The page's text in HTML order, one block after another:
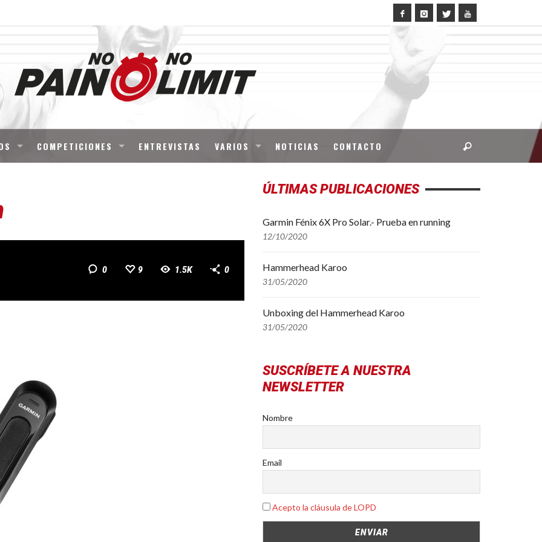
COMPETICIONES ENTREVISTAS VARIOS NOTICIAS CONTACTO
0 9 1.5K 0
ÚLTIMAS PUBLICACIONES
Garmin Fénix 6X Pro Solar.- Prueba en running
12/10/2020
Hammerhead Karoo
31/05/2020
Unboxing del Hammerhead Karoo
31/05/2020
SUSCRÍBETE A NUESTRA
NEWSLETTER
Nombre
Email
Acepto la cláusula de LOPD